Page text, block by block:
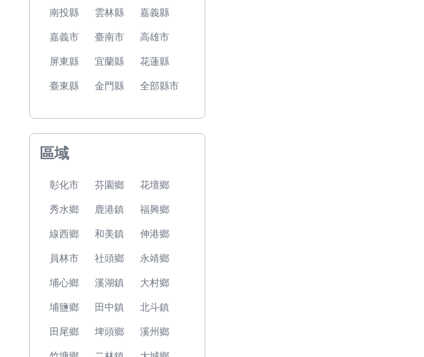
南投縣 雲林縣 嘉義縣
嘉義市 臺南市 高雄市
屏東縣 宜蘭縣 花蓮縣
臺東縣 金門縣 全部縣市
區域
彰化市 芬園鄉 花壇鄉
秀水鄉 鹿港鎮 福興鄉
線西鄉 和美鎮 伸港鄉
員林市 社頭鄉 永靖鄉
埔心鄉 溪湖鎮 大村鄉
埔鹽鄉 田中鎮 北斗鎮
田尾鄉 埤頭鄉 溪州鄉